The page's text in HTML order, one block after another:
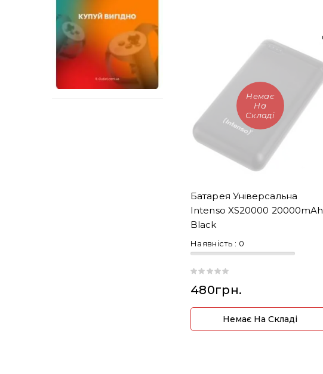
Немає
На
Складі
Батарея Універсальна
Intenso XS20000 20000mAh
Black
Наявність : 0
480грн.
Немає На Складі